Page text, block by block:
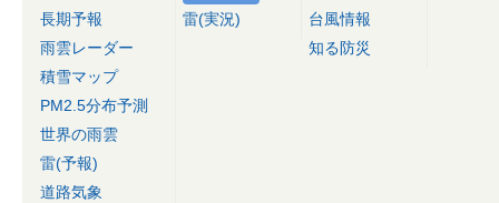
長期予報
雨雲レーダー
積雪マップ
PM2.5分布予測
世界の雨雲
雷(予報)
道路気象
雷(実況)
台風情報
知る防災